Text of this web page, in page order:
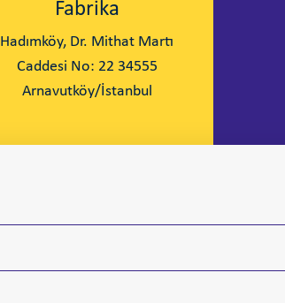
Fabrika
Hadımköy, Dr. Mithat Martı
Caddesi No: 22 34555
Arnavutköy/İstanbul